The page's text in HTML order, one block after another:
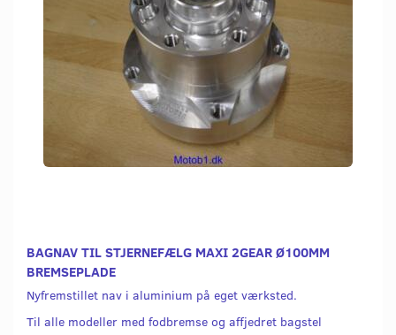
BAGNAV TIL STJERNEFÆLG MAXI 2GEAR Ø100MM
BREMSEPLADE
Nyfremstillet nav i aluminium på eget værksted.
Til alle modeller med fodbremse og affjedret bagstel